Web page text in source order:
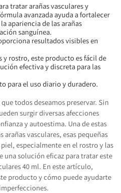
tratar arañas vasculares y
avanzada ayuda a fortalecer
apariencia de las arañas
sanguínea.
resultados visibles en
y rostro, este producto es fácil de
efectiva y discreta para las
para el uso diario y duradero.
todos deseamos preservar. Sin
surgir diversas afecciones
y autoestima. Una de estas
vasculares, esas pequeñas
especialmente en el rostro y las
una solución eficaz para tratar este
40 ml. En este artículo,
producto y cómo puede ayudarte